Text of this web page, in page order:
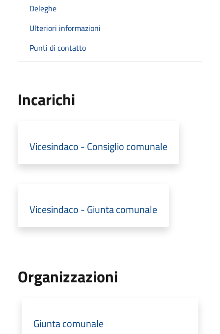
Deleghe
Ulteriori informazioni
Punti di contatto
Incarichi
Vicesindaco - Consiglio comunale
Vicesindaco - Giunta comunale
Organizzazioni
Giunta comunale